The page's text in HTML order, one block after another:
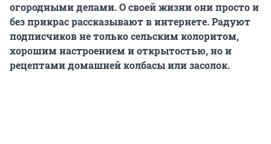
огородными делами. О своей жизни они просто и
без прикрас рассказывают в интернете. Радуют
подписчиков не только сельским колоритом,
хорошим настроением и открытостью, но и
рецептами домашней колбасы или засолок.